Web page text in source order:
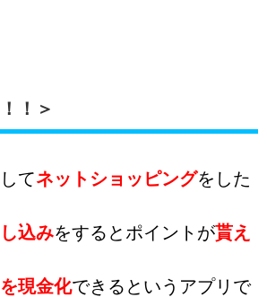
！＞
てネットショッピングをした
込みをするとポイントが貰え
現金化できるというアプリで